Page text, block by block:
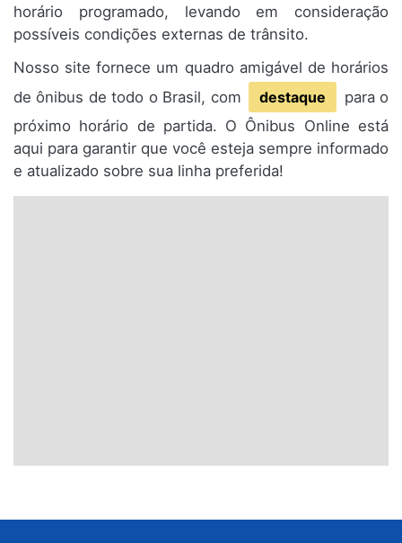
horário programado, levando em consideração
possíveis condições externas de trânsito.
Nosso site fornece um quadro amigável de horários
de ônibus de todo o Brasil, com
destaque
para o
próximo horário de partida. O Ônibus Online está
aqui para garantir que você esteja sempre informado
e atualizado sobre sua linha preferida!